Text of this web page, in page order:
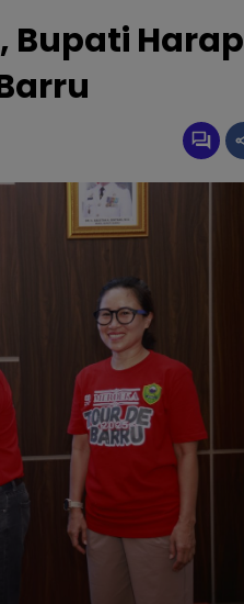
Bupati Harap